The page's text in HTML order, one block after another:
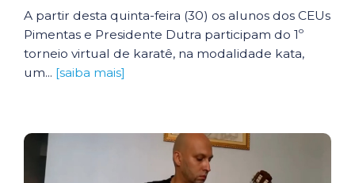
A partir desta quinta-feira (30) os alunos dos CEUs
Pimentas e Presidente Dutra participam do 1º
torneio virtual de karatê, na modalidade kata,
um... [saiba mais]